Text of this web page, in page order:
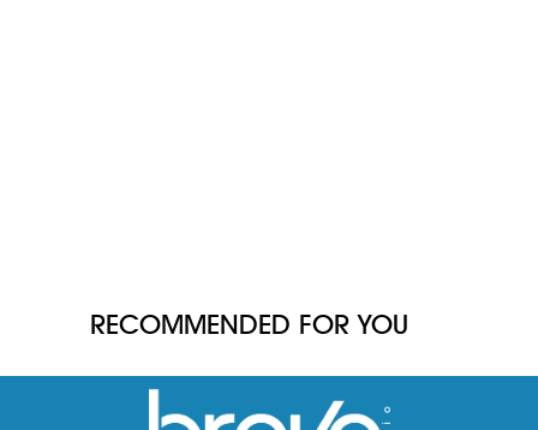
RECOMMENDED FOR YOU